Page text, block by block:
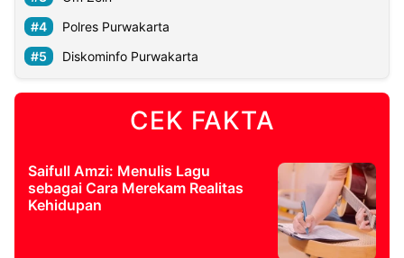
Polres Purwakarta
Diskominfo Purwakarta
CEK FAKTA
Saifull Amzi: Menulis Lagu
sebagai Cara Merekam Realitas
Kehidupan